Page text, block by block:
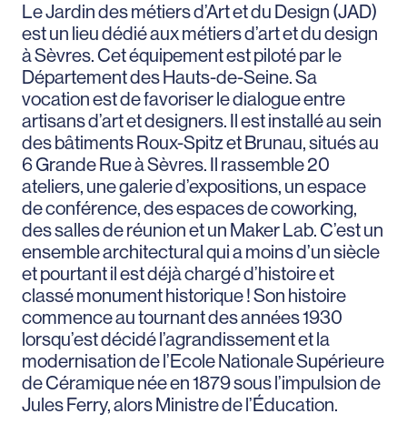
Le Jardin des métiers d’Art et du Design (JAD)
est un lieu dédié aux métiers d’art et du design
à Sèvres. Cet équipement est piloté par le
Département des Hauts-de-Seine. Sa
vocation est de favoriser le dialogue entre
artisans d’art et designers. Il est installé au sein
des bâtiments Roux-Spitz et Brunau, situés au
6 Grande Rue à Sèvres. Il rassemble 20
ateliers, une galerie d’expositions, un espace
de conférence, des espaces de coworking,
des salles de réunion et un Maker Lab. C’est un
ensemble architectural qui a moins d’un siècle
et pourtant il est déjà chargé d’histoire et
classé monument historique ! Son histoire
commence au tournant des années 1930
lorsqu’est décidé l’agrandissement et la
modernisation de l’Ecole Nationale Supérieure
de Céramique née en 1879 sous l’impulsion de
Jules Ferry, alors Ministre de l’Éducation.